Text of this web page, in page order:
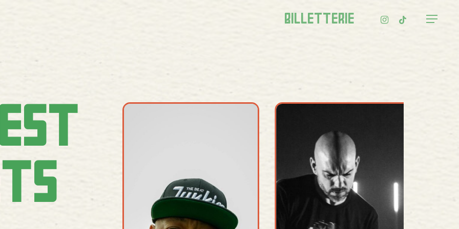
Billetterie instagram
tiktokMenu